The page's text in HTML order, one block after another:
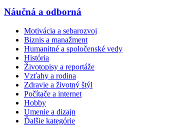
Náučná a odborná
Motivácia a sebarozvoj
Biznis a manažment
Humanitné a spoločenské vedy
História
Životopisy a reportáže
Vzťahy a rodina
Zdravie a životný štýl
Počítače a internet
Hobby
Umenie a dizajn
Ďalšie kategórie